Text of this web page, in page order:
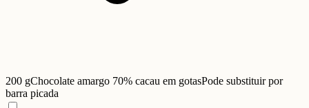
200 gChocolate amargo 70% cacau em gotasPode substituir por
barra picada